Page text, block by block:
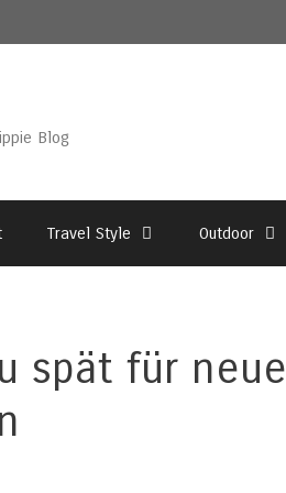
Blog
Travel Style Outdoor
spät für neue